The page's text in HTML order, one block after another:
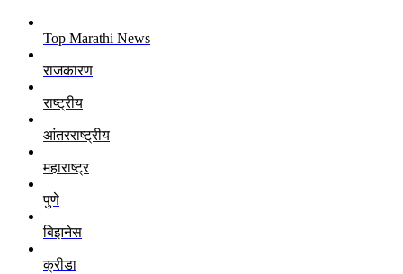
Top Marathi News
राजकारण
राष्ट्रीय
आंतरराष्ट्रीय
महाराष्ट्र
पुणे
बिझनेस
क्रीडा